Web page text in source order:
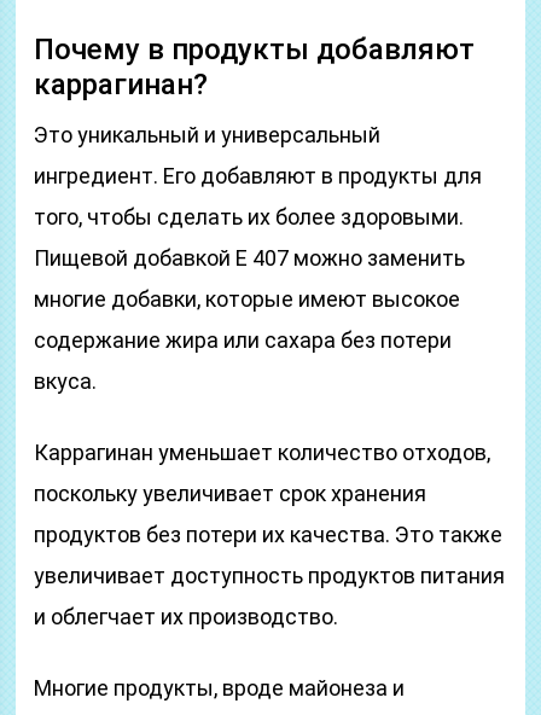
Почему в продукты добавляют
каррагинан?
Это уникальный и универсальный
ингредиент. Его добавляют в продукты для
того, чтобы сделать их более здоровыми.
Пищевой добавкой Е 407 можно заменить
многие добавки, которые имеют высокое
содержание жира или сахара без потери
вкуса.
Каррагинан уменьшает количество отходов,
поскольку увеличивает срок хранения
продуктов без потери их качества. Это также
увеличивает доступность продуктов питания
и облегчает их производство.
Многие продукты, вроде майонеза и